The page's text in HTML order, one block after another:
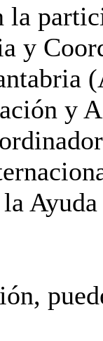
la
y
y